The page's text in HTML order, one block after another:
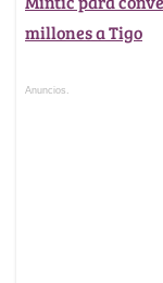
millones a Tigo
Anuncios.